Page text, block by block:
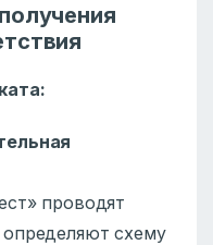
проводят
схему